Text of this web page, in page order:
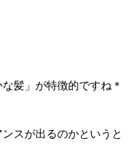
髪」が特徴的ですね＊
スが出るのかというと